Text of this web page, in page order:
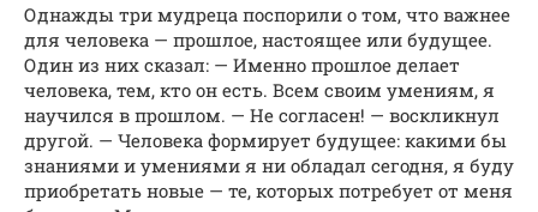
Однажды три мудреца поспорили о том, что важнее
для человека — прошлое, настоя­щее или будущее.
Один из них сказал: — Именно прошлое делает
человека, тем, кто он есть. Всем своим умениям, я
научился в прошлом. — Не согласен! — воскликнул
другой. — Че­ловека формирует будущее: какими бы
знани­ями и умениями я ни обладал сегодня, я буду
приобретать новые — те, которых потребует от меня